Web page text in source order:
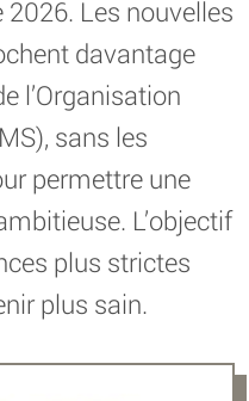
2026. Les nouvelles
davantage
l’Organisation
sans les
permettre une
L’objectif
plus strictes
plus sain.